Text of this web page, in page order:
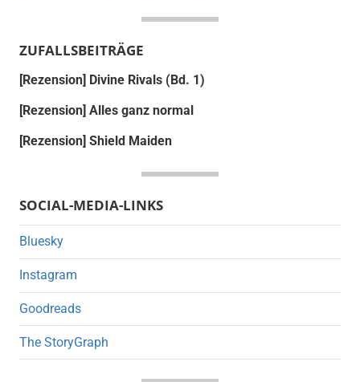
ZUFALLSBEITRÄGE
[Rezension] Divine Rivals (Bd. 1)
[Rezension] Alles ganz normal
[Rezension] Shield Maiden
SOCIAL-MEDIA-LINKS
Bluesky
Instagram
Goodreads
The StoryGraph